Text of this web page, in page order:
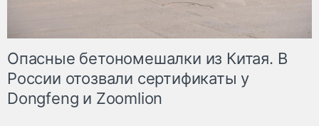
Опасные бетономешалки из Китая. В
России отозвали сертификаты у
Dongfeng и Zoomlion